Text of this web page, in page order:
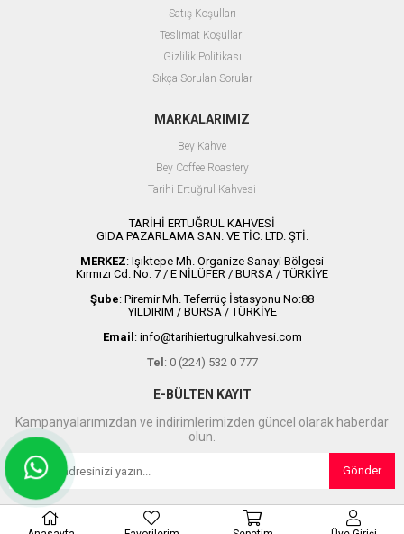
Satış Koşulları
Teslimat Koşulları
Gizlilik Politikası
Sıkça Sorulan Sorular
MARKALARIMIZ
Bey Kahve
Bey Coffee Roastery
Tarihi Ertuğrul Kahvesi
TARİHİ ERTUĞRUL KAHVESİ
GIDA PAZARLAMA SAN. VE TİC. LTD. ŞTİ.
MERKEZ: Işıktepe Mh. Organize Sanayi Bölgesi
Kırmızı Cd. No: 7 / E NİLÜFER / BURSA / TÜRKİYE
Şube: Piremir Mh. Teferrüç İstasyonu No:88
YILDIRIM / BURSA / TÜRKİYE
Email : info@tarihiertugrulkahvesi.com
Tel : 0 (224) 532 0 777
E-BÜLTEN KAYIT
Kampanyalarımızdan ve indirimlerimizden güncel olarak haberdar
olun.
Gönder